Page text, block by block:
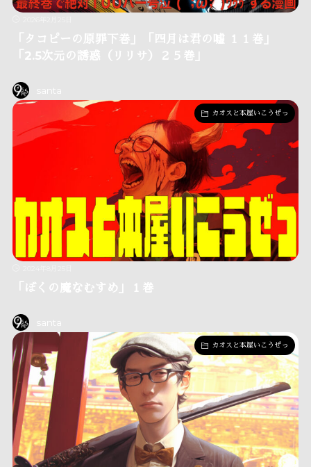
「タコピーの原罪下巻」「四月は君の嘘 １１巻」
「2.5次元の誘惑（リリサ）２５巻」
santa
カオスと本屋いこうぜっ
「ぼくの魔なむすめ」１巻
santa
カオスと本屋いこうぜっ